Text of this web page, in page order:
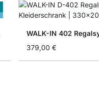
379,00 €